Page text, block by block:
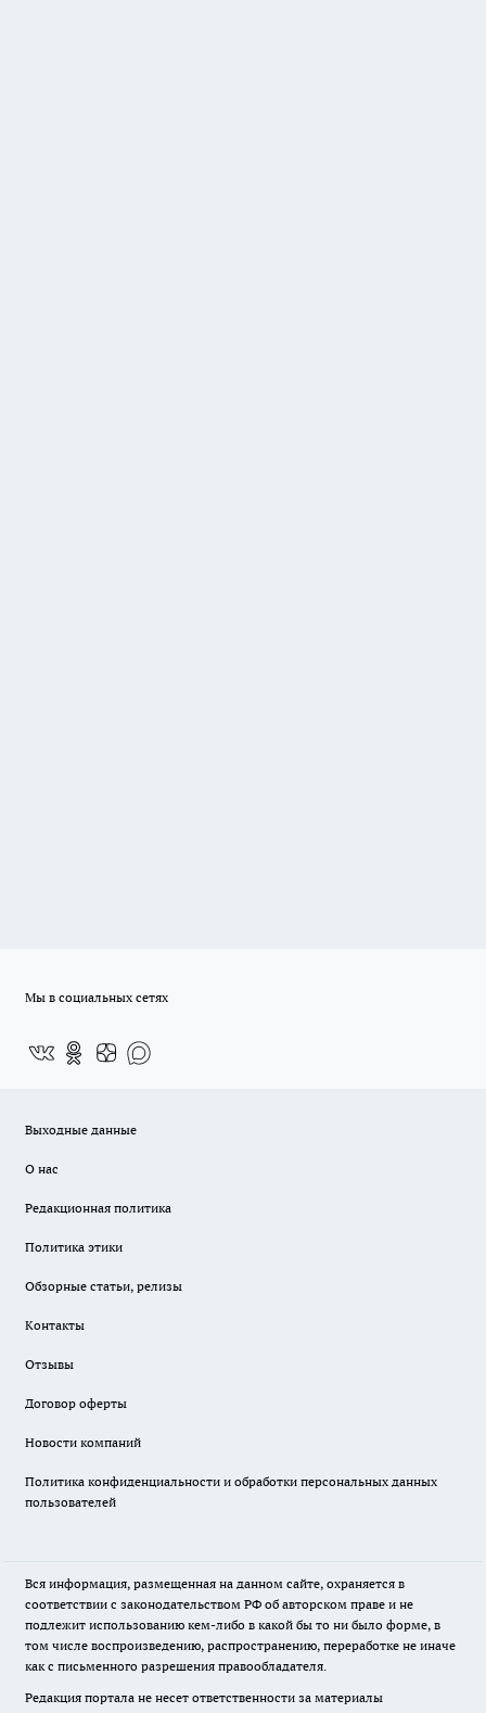
Мы в социальных сетях
Выходные данные
О нас
Редакционная политика
Политика этики
Обзорные статьи, релизы
Контакты
Отзывы
Договор оферты
Новости компаний
Политика конфиденциальности и обработки персональных данных
пользователей
Вся информация, размещенная на данном сайте, охраняется в
соответствии с законодательством РФ об авторском праве и не
подлежит использованию кем-либо в какой бы то ни было форме, в
том числе воспроизведению, распространению, переработке не иначе
как с письменного разрешения правообладателя.
Редакция портала не несет ответственности за материалы